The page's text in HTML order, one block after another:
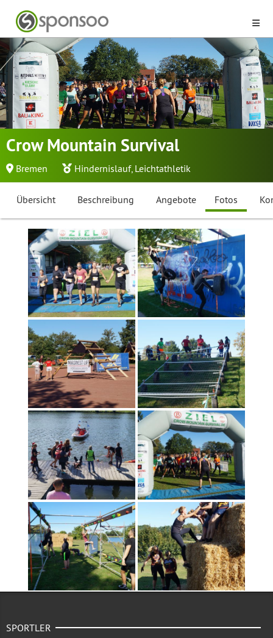
Crow Mountain Survival
Bremen Hindernislauf, Leichtathletik
Übersicht Beschreibung Angebote Fotos
SPORTLER